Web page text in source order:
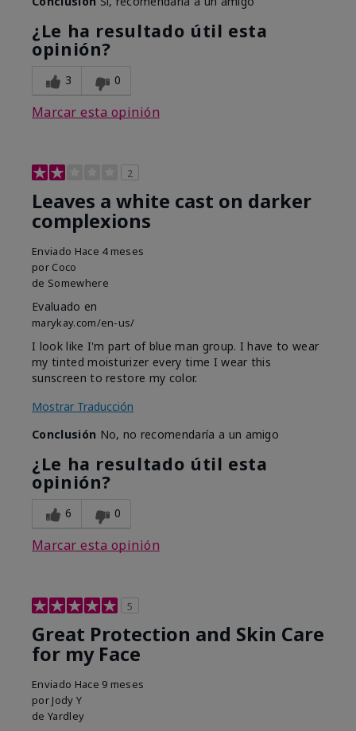
¿Le ha resultado útil esta
opinión?
3 0
Marcar esta opinión
2
Leaves a white cast on darker
complexions
Enviado Hace 4 meses
por Coco
de Somewhere
Evaluado en
marykay.com/en-us/
I look like I'm part of blue man group. I have to wear
my tinted moisturizer every time I wear this
sunscreen to restore my color.
Mostrar Traducción
Conclusión No, no recomendaría a un amigo
¿Le ha resultado útil esta
opinión?
6 0
Marcar esta opinión
5
Great Protection and Skin Care
for my Face
Enviado Hace 9 meses
por Jody Y
de Yardley